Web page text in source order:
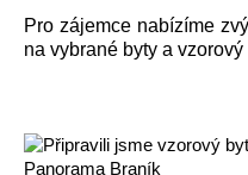
Pro zájemce nabízíme
na vybrané byty a vzorový